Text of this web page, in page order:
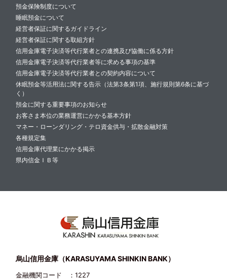
預金保険制度について
睡眠預金について
経営者保証に関するガイドライン
経営者保証に関する取組方針
信用金庫電子決済等代行業者との連携及び協働に係る方針
信用金庫電子決済等代行業者等に求める事項の基準
信用金庫電子決済等代行業者との契約内容について
休眠預金等活用法に関する告示（法第3条第1項、施行規則第6条に基づ
く）
預金に関する重要事項のお知らせ
お客さま本位の業務運営にかかる基本方針
マネー・ローンダリング・テロ資金供与・拡散金融対策
各種規定集
信用金庫代理業にかかる掲示
県内信金ＩＢ等
烏山信用金庫（KARASUYAMA SHINKIN BANK）
金融機関コード ：1227